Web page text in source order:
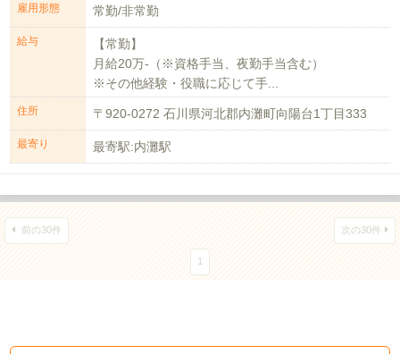
雇用形態 常勤/非常勤
給与
【常勤】
月給20万-（※資格手当、夜勤手当含む）
※その他経験・役職に応じて手...
住所 〒920-0272 石川県河北郡内灘町向陽台1丁目333
最寄り 最寄駅:内灘駅
前の30件 次の30件
1